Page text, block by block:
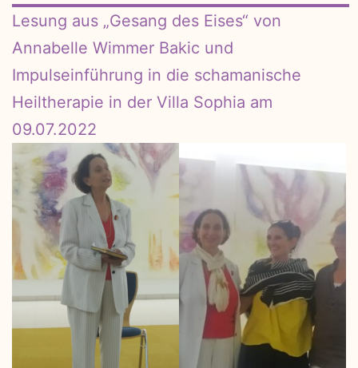
Lesung aus „Gesang des Eises“ von
Annabelle Wimmer Bakic und
Impulseinführung in die schamanische
Heiltherapie in der Villa Sophia am
09.07.2022